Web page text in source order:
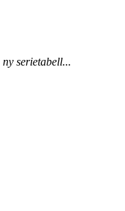
serietabell...